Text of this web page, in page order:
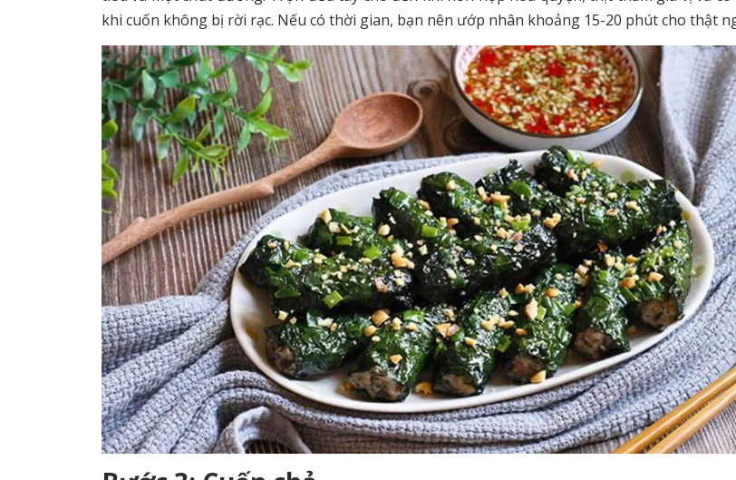
khi cuốn không bị rời rạc. Nếu có thời gian, bạn nên ướp nhân khoảng 15-20 phút cho thật